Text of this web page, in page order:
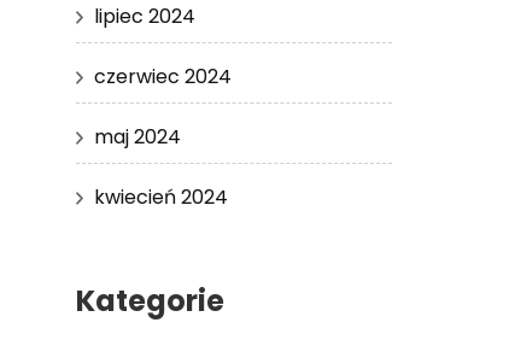
lipiec 2024
czerwiec 2024
maj 2024
kwiecień 2024
Kategorie